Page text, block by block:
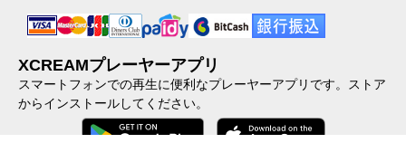
XCREAMプレーヤーアプリ
スマートフォンでの再生に便利なプレーヤーアプリです。ストア
からインストールしてください。